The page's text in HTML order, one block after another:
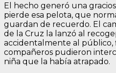
El hecho generó una
pierde esa pelota, que
guardan de recuerdo. El
de la Cruz la lanzó al
accidentalmente al público,
compañeros pudieron
niña que la había atrapado.